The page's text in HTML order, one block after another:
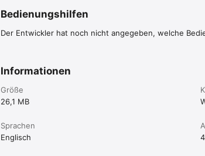
Bedienungshilfen
Der Entwickler hat noch nicht angegeben, welche
Informationen
Größe
26,1 MB
Sprachen
Englisch